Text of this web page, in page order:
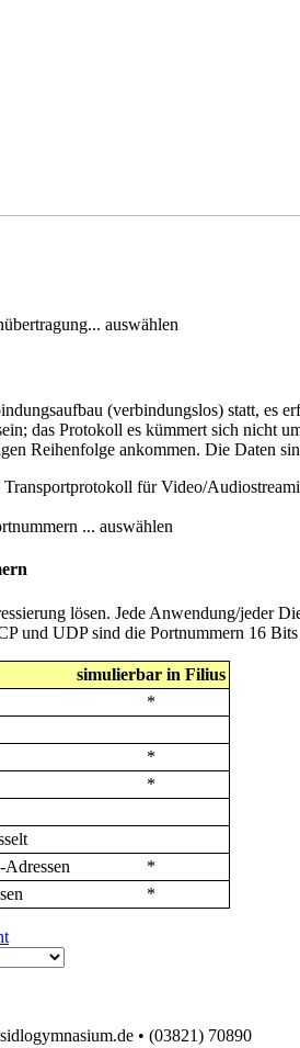
auswählen
(verbindungslos) statt, es
das Protokoll es kümmert sich nicht
Reihenfolge ankommen. Die Daten
für Video/
... auswählen
lösen. Jede Anwendung/jeder
und UDP sind die Portnummern 16
simulierbar in Filius
*
*
*
*
*
• (03821) 70890